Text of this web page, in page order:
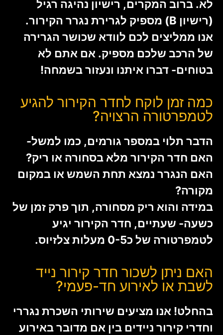
לא. ברוב המקרים, רישיון נהיגה רגיל
(רישיון B) מספיק לגרירת נגרר הקירור.
אנו ממליצים לכם לוודא שכושר הגרירה
של הרכב שלכם מספיק. אם אתם לא
בטוחים- דברו איתנו ונעזור בשמחה!
כמה זמן לוקח לחדר הקירור להגיע
לטמפרטורה הרצויה?
הדבר תלוי במספר גורמים, כמו למשל-
האם חדר הקירור מלא בסחורה או ריק?
האם הנגרר נמצא תחת השמש או במקום
מקורה?
במידה והוא ריק מסחורה, תוך פרק זמן של
כשעה- שעתיים, חדר הקירור יגיע
לטמפרטורה של כ0-5 מעלות צלזיוס.
האם ניתן לשכור חדר קירור נייד
לשבת או לאירוע חד-פעמי?
בהחלט! אנו מציעים שירותי השכרת נגררי
וחדרי קירור ניידים בין אם מדובר באירוע